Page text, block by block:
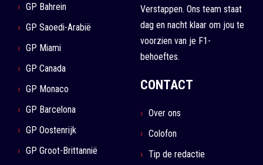
GP Bahrein
GP Saoedi-Arabië
GP Miami
GP Canada
GP Monaco
GP Barcelona
GP Oostenrijk
GP Groot-Brittannië
Verstappen. Ons team staat
dag en nacht klaar om jou te
voorzien van je F1-
behoeftes.
CONTACT
Over ons
Colofon
Tip de redactie